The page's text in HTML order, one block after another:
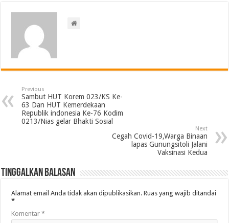
Previous
Sambut HUT Korem 023/KS Ke-
63 Dan HUT Kemerdekaan
Republik indonesia Ke-76 Kodim
0213/Nias gelar Bhakti Sosial
Next
Cegah Covid-19,Warga Binaan
lapas Gunungsitoli Jalani
Vaksinasi Kedua
Tinggalkan Balasan
Alamat email Anda tidak akan dipublikasikan. Ruas yang wajib ditandai
*
Komentar*